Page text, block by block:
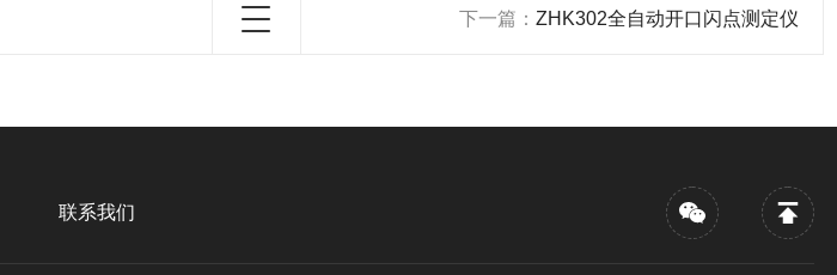
下一篇： ZHK302全自动开口闪点测定仪
联系我们